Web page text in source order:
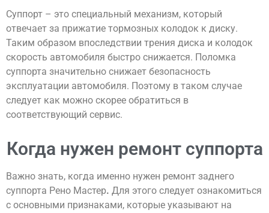
Суппорт – это специальный механизм, который
отвечает за прижатие тормозных колодок к диску.
Таким образом впоследствии трения диска и колодок
скорость автомобиля быстро снижается. Поломка
суппорта значительно снижает безопасность
эксплуатации автомобиля. Поэтому в таком случае
следует как можно скорее обратиться в
соответствующий сервис.
Когда нужен ремонт суппорта
Важно знать, когда именно нужен ремонт заднего
суппорта Рено Мастер. Для этого следует ознакомиться
с основными признаками, которые указывают на